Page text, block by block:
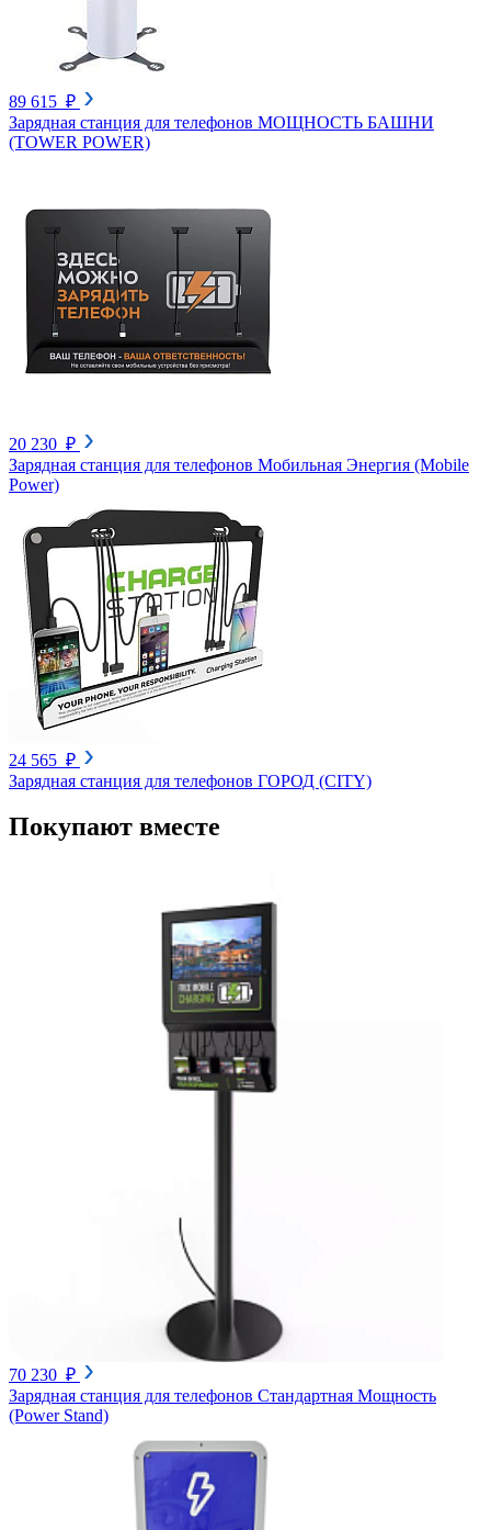
89 615 ₽
Зарядная станция для телефонов МОЩНОСТЬ БАШНИ
(TOWER POWER)
20 230 ₽
Зарядная станция для телефонов Мобильная Энергия (Mobile
Power)
24 565 ₽
Зарядная станция для телефонов ГОРОД (CITY)
Покупают вместе
70 230 ₽
Зарядная станция для телефонов Стандартная Мощность
(Power Stand)